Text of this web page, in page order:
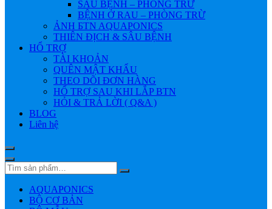
SÂU BỆNH – PHÒNG TRỪ
BỆNH Ở RAU – PHÒNG TRỪ
ẢNH БTN AQUAPONICS
THIÊN ĐỊCH & SÂU BỆNH
HỔ TRỢ
TÀI KHOẢN
QUÊN MẬT KHẨU
THEO DÕI ĐƠN HÀNG
HỔ TRỢ SAU KHI LẮP BTN
HỎI & TRẢ LỜI ( Q&A )
BLOG
Liên hệ
AQUAPONICS
BỘ CƠ BẢN